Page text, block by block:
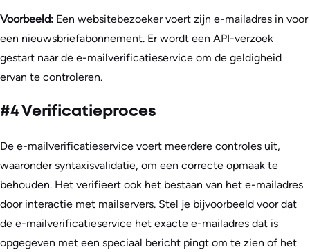
Voorbeeld: Een websitebezoeker voert zijn e-mailadres in voor
een nieuwsbriefabonnement. Er wordt een API-verzoek
gestart naar de e-mailverificatieservice om de geldigheid
ervan te controleren.
#4 Verificatieproces
De e-mailverificatieservice voert meerdere controles uit,
waaronder syntaxisvalidatie, om een correcte opmaak te
behouden. Het verifieert ook het bestaan van het e-mailadres
door interactie met mailservers. Stel je bijvoorbeeld voor dat
de e-mailverificatieservice het exacte e-mailadres dat is
opgegeven met een speciaal bericht pingt om te zien of het